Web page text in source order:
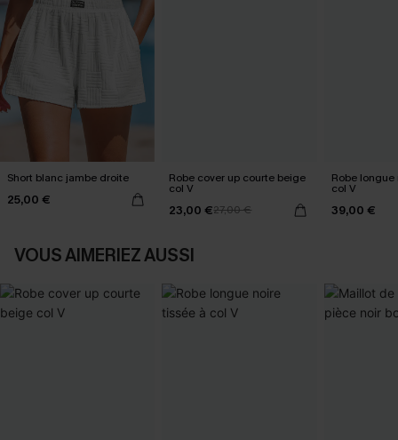
Short blanc jambe droite
25,00 €
Robe cover up courte beige
col V
23,00 €27,00 €
Robe longue
col V
39,00 €
VOUS AIMERIEZ AUSSI